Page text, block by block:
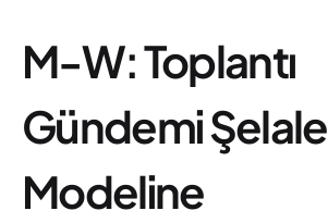
M-W: Toplantı
Gündemi Şelale
Modeline